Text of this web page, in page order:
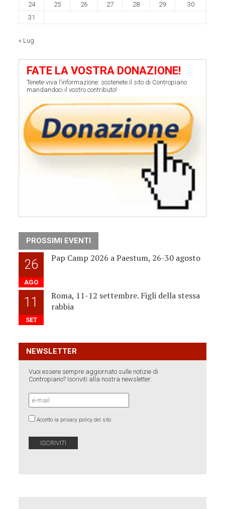
24
25 26 27 28 29
30
31
« Lug
FATE LA VOSTRA DONAZIONE!
Tenete viva l’informazione: sostenete il sito di Contropiano
mandandoci il vostro contributo!
PROSSIMI EVENTI
26
AGO
Pap Camp 2026 a Paestum, 26-30 agosto
11
SET
Roma, 11-12 settembre. Figli della stessa
rabbia
NEWSLETTER
Vuoi essere sempre aggiornato sulle notizie di
Contropiano? Iscriviti alla nostra newsletter:
Accetto la privacy policy del sito